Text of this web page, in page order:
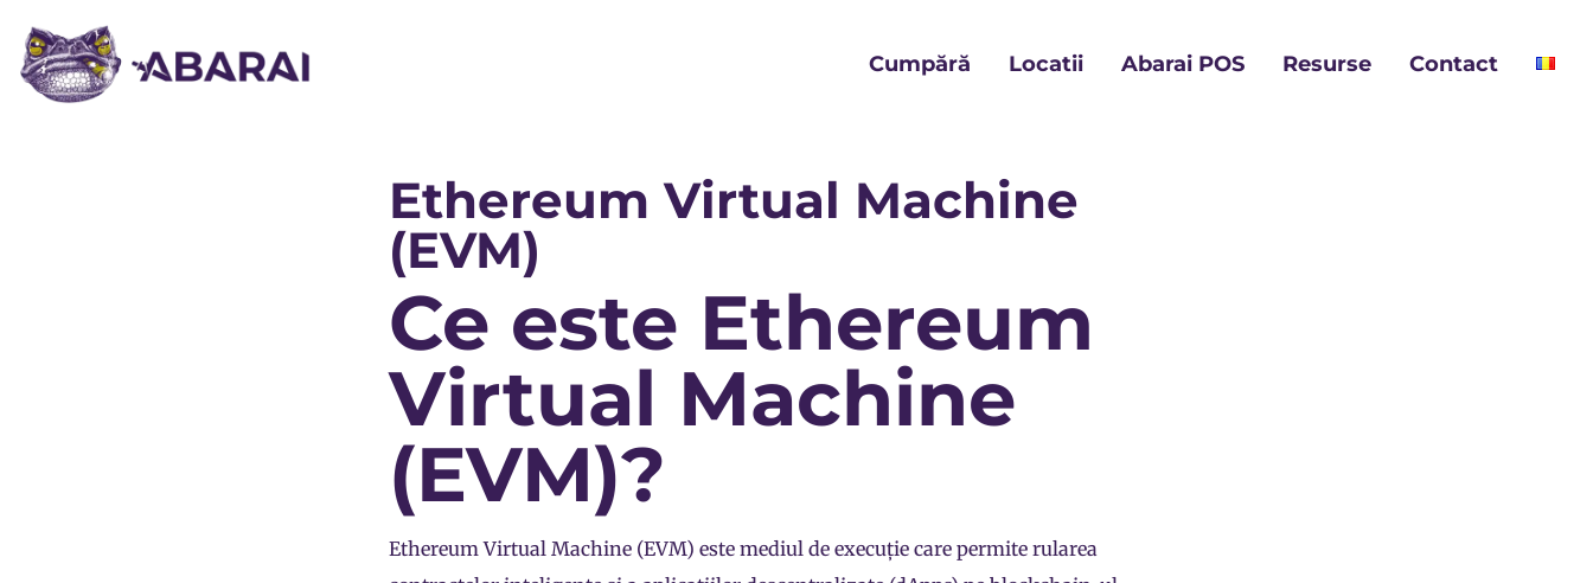
Cumpără Locatii Abarai POS Resurse Contact
Ethereum Virtual Machine
(EVM)
Ce este Ethereum
Virtual Machine
(EVM)?
Ethereum Virtual Machine (EVM) este mediul de execuție care permite rularea